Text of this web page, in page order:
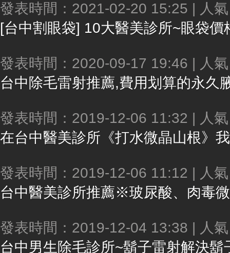
發表時間：2021-02-20 15:25 | 人
[台中割眼袋] 10大醫美診所~眼袋價格揭密!名醫大彙集!
發表時間：2020-09-17 19:46 | 人
台中除毛雷射推薦,費用划算的永久腋下除毛,使用
發表時間：2019-12-06 11:32 | 人
在台中醫美診所《打水微晶山根》我終
發表時間：2019-12-06 11:12 | 人
台中醫美診所推薦※玻尿酸、肉毒微整技術一流，打
發表時間：2019-12-04 13:38 | 人
台中男生除毛診所~鬍子雷射解決鬍子太多的困擾